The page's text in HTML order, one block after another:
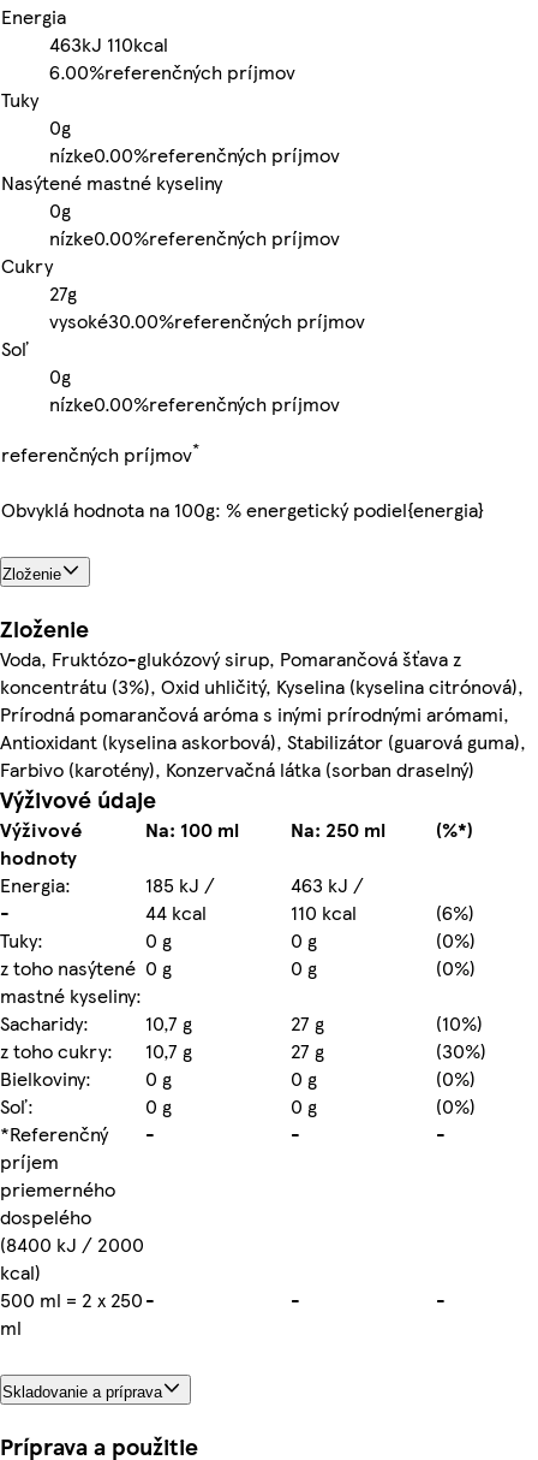
Energia
463kJ 110kcal
6.00%referenčných príjmov
Tuky
0g
nízke0.00%referenčných príjmov
Nasýtené mastné kyseliny
0g
nízke0.00%referenčných príjmov
Cukry
27g
vysoké30.00%referenčných príjmov
Soľ
0g
nízke0.00%referenčných príjmov
referenčných príjmov*
Obvyklá hodnota na 100g: % energetický podiel{energia}
Zloženie
Zloženie
Voda, Fruktózo-glukózový sirup, Pomarančová šťava z
koncentrátu (3%), Oxid uhličitý, Kyselina (kyselina citrónová),
Prírodná pomarančová aróma s inými prírodnými arómami,
Antioxidant (kyselina askorbová), Stabilizátor (guarová guma),
Farbivo (karotény), Konzervačná látka (sorban draselný)
Výživové údaje
Výživové
hodnoty
Na: 100 ml Na: 250 ml
(%*)
Energia:
185 kJ /
463 kJ /
-
44 kcal 110 kcal
(6%)
Tuky:
0 g 0 g
(0%)
z toho nasýtené
mastné kyseliny:
0 g 0 g
(0%)
Sacharidy:
10,7 g 27 g
(10%)
z toho cukry:
10,7 g 27 g
(30%)
Bielkoviny:
0 g 0 g
(0%)
Soľ:
0 g 0 g
(0%)
*Referenčný
príjem
priemerného
dospelého
(8400 kJ / 2000
kcal)
- - -
500 ml = 2 x 250
ml
- - -
Skladovanie a príprava
Príprava a použitie